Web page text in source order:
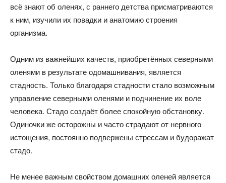
всё знают об оленях, с раннего детства присматриваются
к ним, изучили их повадки и анатомию строения
организма.
Одним из важнейших качеств, приобретённых северными
оленями в результате одомашнивания, является
стадность. Только благодаря стадности стало возможным
управление северными оленями и подчинение их воле
человека. Стадо создаёт более спокойную обстановку.
Одиночки же осторожны и часто страдают от нервного
истощения, постоянно подвержены стрессам и будоражат
стадо.
Не менее важным свойством домашних оленей является